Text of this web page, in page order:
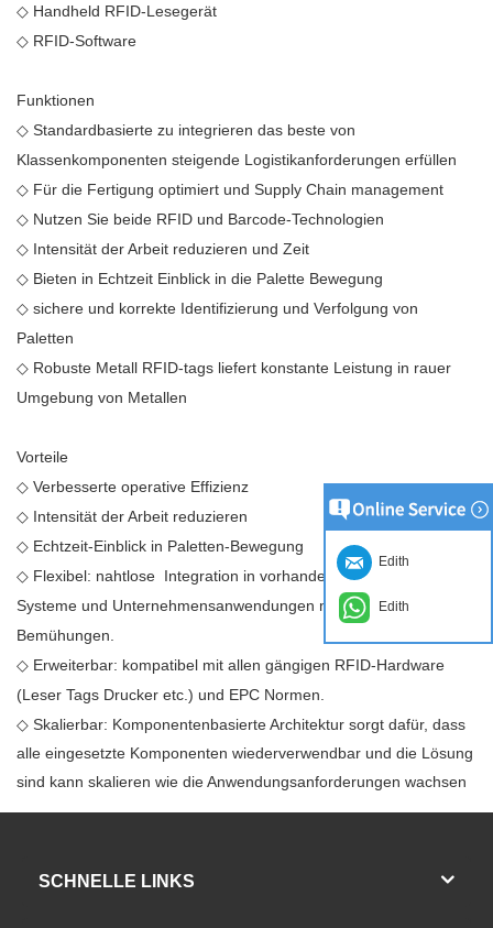
◇ Handheld RFID-Lesegerät
◇ RFID-Software
Funktionen
◇ Standardbasierte zu integrieren das beste von
Klassenkomponenten steigende Logistikanforderungen erfüllen
◇ Für die Fertigung optimiert und Supply Chain management
◇ Nutzen Sie beide RFID und Barcode-Technologien
◇ Intensität der Arbeit reduzieren und Zeit
◇ Bieten in Echtzeit Einblick in die Palette Bewegung
◇ sichere und korrekte Identifizierung und Verfolgung von
Paletten
◇ Robuste Metall RFID-tags liefert konstante Leistung in rauer
Umgebung von Metallen
Vorteile
◇ Verbesserte operative Effizienz
◇ Intensität der Arbeit reduzieren
◇ Echtzeit-Einblick in Paletten-Bewegung
◇ Flexibel: nahtlose Integration in vorhandene Supply chain
Systeme und Unternehmensanwendungen mit minimum
Bemühungen.
◇ Erweiterbar: kompatibel mit allen gängigen RFID-Hardware
(Leser Tags Drucker etc.) und EPC Normen.
◇ Skalierbar: Komponentenbasierte Architektur sorgt dafür, dass
alle eingesetzte Komponenten wiederverwendbar und die Lösung
sind kann skalieren wie die Anwendungsanforderungen wachsen
SCHNELLE LINKS
Edith
Edith